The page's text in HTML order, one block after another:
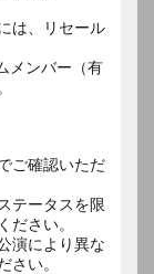
は、リセール
メンバー（有
ご確認いただ
テータスを限
ださい。
演により異な
さい。